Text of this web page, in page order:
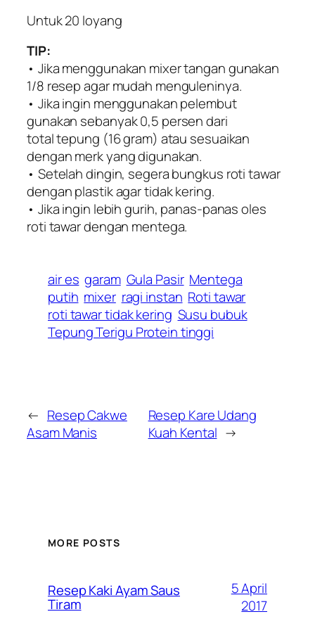
Untuk 20 loyang
TIP:
• Jika menggunakan mixer tangan gunakan
1/8 resep agar mudah menguleninya.
• Jika ingin menggunakan pelembut
gunakan sebanyak 0,5 persen dari
total tepung (16 gram) atau sesuaikan
dengan merk yang digunakan.
• Setelah dingin, segera bungkus roti tawar
dengan plastik agar tidak kering.
• Jika ingin lebih gurih, panas-panas oles
roti tawar dengan mentega.
air es garam Gula Pasir Mentega
putih mixer ragi instan Roti tawar
roti tawar tidak kering Susu bubuk
Tepung Terigu Protein tinggi
← Resep Cakwe
Asam Manis
Resep Kare Udang
Kuah Kental →
MORE POSTS
Resep Kaki Ayam Saus
Tiram
5 April
2017